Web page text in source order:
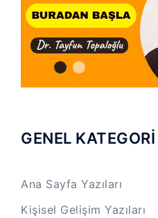
GENEL KATEGORİ
Ana Sayfa Yazıları
Kişisel Gelişim Yazıları